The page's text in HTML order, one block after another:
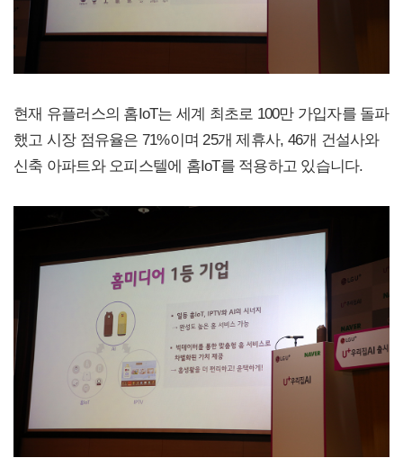
현재 유플러스의 홈IoT는 세계 최초로 100만 가입자를 돌파
했고 시장 점유율은 71%이며 25개 제휴사, 46개 건설사와
신축 아파트와 오피스텔에 홈IoT를 적용하고 있습니다.